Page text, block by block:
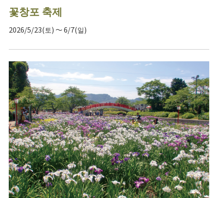
꽃창포 축제
2026/5/23(토) ～ 6/7(일)